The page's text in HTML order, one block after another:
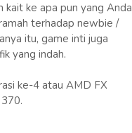
kait ke apa pun yang Anda
terhadap newbie /
itu, game inti juga
yang indah.
ke-4 atau AMD FX